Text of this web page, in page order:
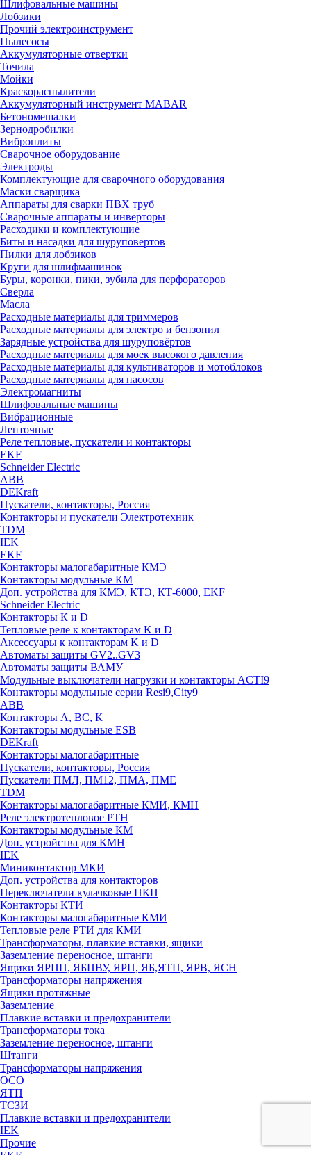
Шлифовальные машины
Лобзики
Прочий электроинструмент
Пылесосы
Аккумуляторные отвертки
Точила
Мойки
Краскораспылители
Аккумуляторный инструмент MABAR
Бетономешалки
Зернодробилки
Виброплиты
Сварочное оборудование
Электроды
Комплектующие для сварочного оборудования
Маски сварщика
Аппараты для сварки ПВХ труб
Сварочные аппараты и инверторы
Расходики и комплектующие
Биты и насадки для шуруповертов
Пилки для лобзиков
Круги для шлифмашинок
Буры, коронки, пики, зубила для перфораторов
Сверла
Масла
Расходные материалы для триммеров
Расходные материалы для электро и бензопил
Зарядные устройства для шуруповёртов
Расходные материалы для моек высокого давления
Расходные материалы для культиваторов и мотоблоков
Расходные материалы для насосов
Электромагниты
Шлифовальные машины
Вибрационные
Ленточные
Реле тепловые, пускатели и контакторы
EKF
Schneider Electric
ABB
DEKraft
Пускатели, контакторы, Россия
Контакторы и пускатели Электротехник
TDM
IEK
EKF
Контакторы малогабаритные КМЭ
Контакторы модульные КМ
Доп. устройства для КМЭ, КТЭ, КТ-6000, EKF
Schneider Electric
Контакторы К и D
Тепловые реле к контакторам K и D
Аксессуары к контакторам K и D
Автоматы защиты GV2..GV3
Автоматы защиты ВАМУ
Модульные выключатели нагрузки и контакторы ACTI9
Контакторы модульные серии Resi9,City9
ABB
Контакторы А, ВС, К
Контакторы модульные ESB
DEKraft
Контакторы малогабаритные
Пускатели, контакторы, Россия
Пускатели ПМЛ, ПМ12, ПМА, ПМЕ
TDM
Контакторы малогабаритные КМИ, КМН
Реле электротепловое РТН
Контакторы модульные КМ
Доп. устройства для КМН
IEK
Миниконтактор МКИ
Доп. устройства для контакторов
Переключатели кулачковые ПКП
Контакторы КТИ
Контакторы малогабаритные КМИ
Тепловые реле РTИ для КМИ
Трансформаторы, плавкие вставки, ящики
Заземление переносное, штанги
Ящики ЯРПП, ЯБПВУ, ЯРП, ЯБ,ЯТП, ЯРВ, ЯСН
Трансформаторы напряжения
Ящики протяжные
Заземление
Плавкие вставки и предохранители
Трансформаторы тока
Заземление переносное, штанги
Штанги
Трансформаторы напряжения
ОСО
ЯТП
ТСЗИ
Плавкие вставки и предохранители
IEK
Прочие